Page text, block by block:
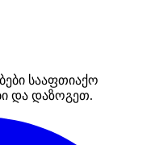
სააფთიაქო
და დაზოგეთ.